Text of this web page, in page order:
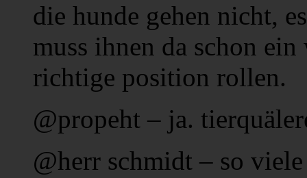
die hunde gehen nicht,
muss ihnen da schon
richtige position rollen.
@propeht – ja.
@herr schmidt – so